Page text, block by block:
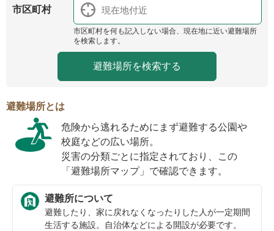
市区町村
市区町村を何も記入しない場合、現在地に近い避難場所
を検索します。
避難場所とは
危険から逃れるためにまず避難する公園や
校庭などの広い場所。
災害の分類ごとに指定されており、この
「避難場所マップ」で確認できます。
避難所について
避難したり、家に戻れなくなったりした人が一定期間
生活する施設。自治体などによる開設が必要です。